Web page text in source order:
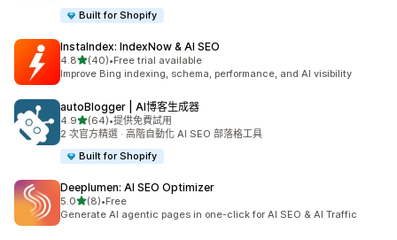
Built for Shopify
InstaIndex: IndexNow & AI SEO
4.8滿分 5 顆星
(40)
共有 40 則評價
•Free trial available
Improve Bing indexing, schema, performance, and AI visibility
autoBlogger | AI博客生成器
4.9滿分 5 顆星
(64)
共有 64 則評價
•提供免費試用
2 次官方精選 · 高階自動化 AI SEO 部落格工具
Built for Shopify
Deeplumen: AI SEO Optimizer
5.0滿分 5 顆星
(8)
共有 8 則評價
•Free
Generate AI agentic pages in one-click for AI SEO & AI Traffic